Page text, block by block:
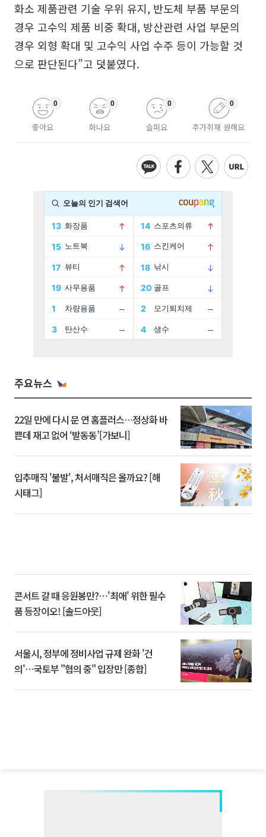
화소 제품관련 기술 우위 유지, 반도체 부품 부문의
경우 고수익 제품 비중 확대, 방산관련 사업 부문의
경우 외형 확대 및 고수익 사업 수주 등이 가능할 것
으로 판단된다”고 덧붙였다.
좋아요
0
화나요
0
슬퍼요
0
추가취재 원해요
0
주요뉴스
22일 만에 다시 문 연 홈플러스…정상화 바
쁜데 재고 없어 ‘발동동’[가보니]
입추매직 '불발', 처서매직은 올까요? [해
시태그]
콘서트 갈 때 응원봉만?⋯'최애' 위한 필수
품 등장이오! [솔드아웃]
서울시, 정부에 정비사업 규제 완화 '건
의'⋯국토부 "협의 중" 입장만 [종합]